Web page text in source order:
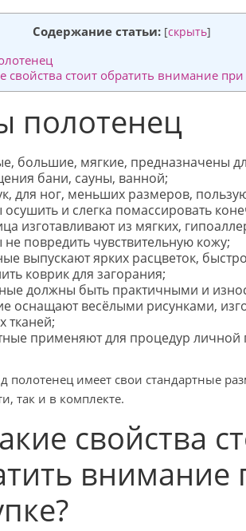
Содержание статьи: [скрыть]
свойства стоит обратить внимание при
полотенец
большие, мягкие, предназначены
бани, сауны, ванной;
для ног, меньших размеров,
осушить и слегка помассировать
изготавливают из мягких,
не повредить чувствительную кожу;
выпускают ярких расцветок,
коврик для загорания;
должны быть практичными и
оснащают весёлыми рисунками,
тканей;
применяют для процедур личной
полотенец имеет свои стандартные
так и в комплекте.
свойства
внимание